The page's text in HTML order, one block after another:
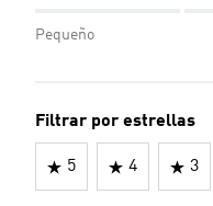
Pequeño
Filtrar por estrellas
5 4 3